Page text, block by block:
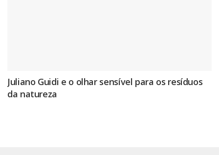
Juliano Guidi e o olhar sensível para os resíduos
da natureza